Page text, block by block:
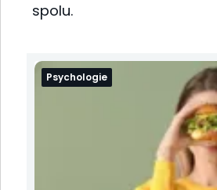
spolu.
Psychologie